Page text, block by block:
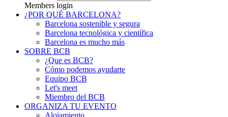
Members login
¿POR QUÉ BARCELONA?
Barcelona sostenible y segura
Barcelona tecnológica y científica
Barcelona es mucho más
SOBRE BCB
¿Que es BCB?
Cómo podemos ayudarte
Equipo BCB
Let's meet
Miembro del BCB
ORGANIZA TU EVENTO
Alojamiento